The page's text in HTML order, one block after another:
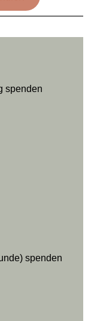
spenden
spenden